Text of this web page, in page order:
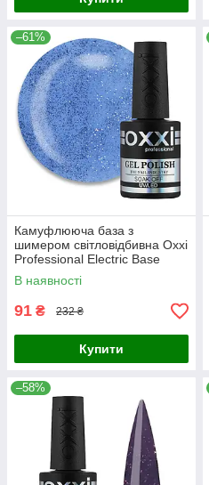
–61%
Камуфлююча база з
шимером світловідбивна Oxxi
Professional Electric Base
№05 морський синій, 10 мл
В наявності
91 ₴ 232 ₴
Купити
–58%